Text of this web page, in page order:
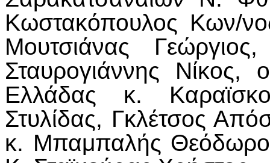
Κωστακόπουλος Κων/
Μουτσιάνας
Σταυρογιάννης Νίκος,
Ελλάδας κ.
Στυλίδας, Γκλέτσος
κ. Μπαμπαλής